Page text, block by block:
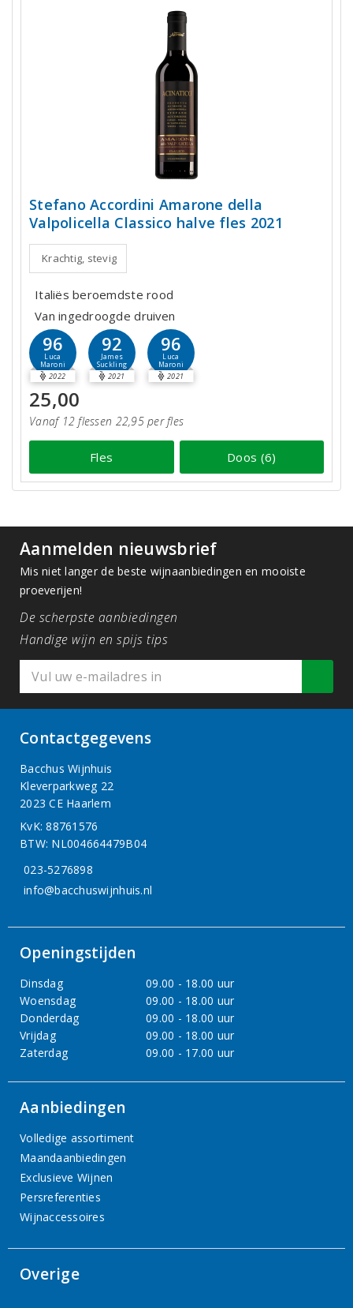
Stefano Accordini Amarone della
Valpolicella Classico halve fles 2021
Krachtig, stevig
Italiës beroemdste rood
Van ingedroogde druiven
96
Luca
Maroni
2022
92
James
Suckling
2021
96
Luca
Maroni
2021
25,00
Vanaf 12 flessen 22,95 per fles
Fles Doos (6)
Aanmelden nieuwsbrief
Mis niet langer de beste wijnaanbiedingen en mooiste
proeverijen!
De scherpste aanbiedingen
Handige wijn en spijs tips
Contactgegevens
Bacchus Wijnhuis
Kleverparkweg 22
2023 CE Haarlem
KvK: 88761576
BTW: NL004664479B04
023-5276898
info@bacchuswijnhuis.nl
Openingstijden
Dinsdag
09.00 - 18.00 uur
Woensdag
09.00 - 18.00 uur
Donderdag
09.00 - 18.00 uur
Vrijdag
09.00 - 18.00 uur
Zaterdag
09.00 - 17.00 uur
Aanbiedingen
Volledige assortiment
Maandaanbiedingen
Exclusieve Wijnen
Persreferenties
Wijnaccessoires
Overige